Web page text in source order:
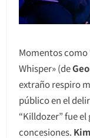
Momentos como
Whisper» (de
extraño respiro
público en el
“Killdozer” fue
concesiones.